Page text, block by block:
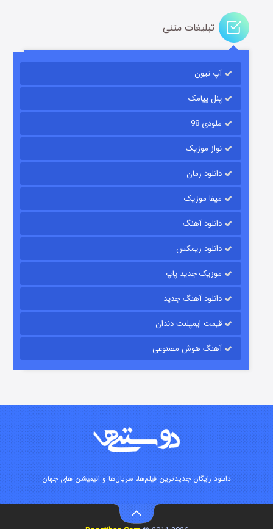
مردگان متحرک: شهر مرده ۳
قسمت
شوگر فصل ۲
خاندان اژدها فصل ۳
تبلیغات متنی
آپ تیون
پنل پیامک
ملودی 98
نواز موزیک
دانلود رمان
میفا موزیک
دانلود آهنگ
دانلود ریمکس
موزیک جدید پاپ
دانلود آهنگ جدید
قیمت ایمپلنت دندان
آهنگ هوش مصنوعی
دانلود رایگان جدیدترین فیلم‌ها، سریال‌ها و انیمیشن های جهان